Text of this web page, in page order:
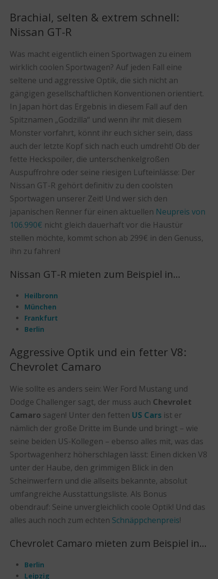
Brachial, selten & extrem schnell:
Nissan GT-R
Was macht eigentlich einen Sportwagen zu einem
wirklich coolen Sportwagen? Auf jeden Fall eine
seltene und aggressive Optik, die sich nicht an
gängigen gesellschaftlichen Konventionen orientiert.
In Japan hört das Ergebnis in diesem Fall auf den
Spitznamen „Godzilla“ und wenn ihr mit diesem
Monster vorfahrt, könnt ihr euch sicher sein, dass
auch der letzte Kopf sich nach euch umdreht! Ob der
fette Heckspoiler, die unterschenkelgroßen
Auspuffrohre oder seine riesigen Lufteinlässe: Der
Nissan GT-R gehört definitiv zu den coolsten
Sportwagen unserer Zeit! Und wer sich den
japanischen Renner für einen aktuellen Neupreis von
106.990€ nicht gleich dauerhaft vor die Haustür
stellen möchte, kommt schon ab 299€ in den Genuss,
ihn zu fahren!
Nissan GT-R mieten zum Beispiel in…
Heilbronn
München
Frankfurt
Berlin
Aggressive Optik und ein fetter V8:
Chevrolet Camaro
Wie sollte es anders sein: Wer Ford Mustang und
Dodge Challenger sagt, der muss auch Chevrolet
Camaro sagen! Unter den fetten US Cars ist er
nämlich der große Dritte im Bunde und bringt – wie
seine beiden US-Kollegen – ebenso alles mit, was das
Sportwagenherz höherschlagen lässt: Einen dicken V8
unter der Haube, den grimmigen Blick in den
Scheinwerfern und die allseits bekannte, absolut
umfangreiche Ausstattungsliste. Als Bonus
obendrauf: Seine unvergleichlich coole Optik! Und das
alles auch noch zum echten Schnäppchenpreis!
Chevrolet Camaro mieten zum Beispiel in…
Berlin
Leipzig